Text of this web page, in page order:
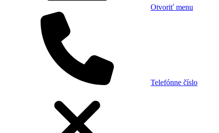
Otvoriť menu
Telefónne číslo